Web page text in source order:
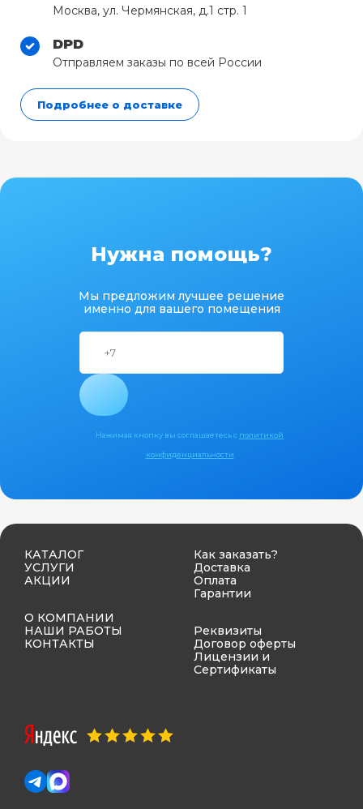
Москва, ул. Чермянская, д.1 стр. 1
DPD
Отправляем заказы по всей России
Подробнее о доставке
Нужна помощь?
Мы предложим лучшее решение
именно для вашего помещения
Нажимая кнопку вы соглашаетесь с политикой
конфиденциальности
КАТАЛОГ
УСЛУГИ
АКЦИИ
О КОМПАНИИ
НАШИ РАБОТЫ
КОНТАКТЫ
Как заказать?
Доставка
Оплата
Гарантии
Реквизиты
Договор оферты
Лицензии и
Сертификаты